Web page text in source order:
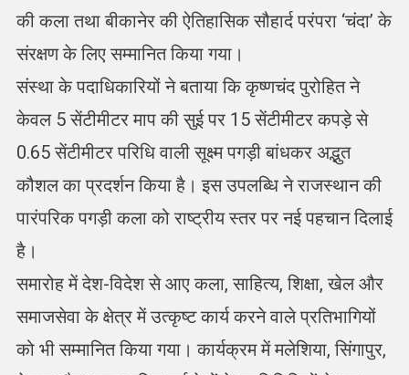
की कला तथा बीकानेर की ऐतिहासिक सौहार्द परंपरा ‘चंदा’ के
संरक्षण के लिए सम्मानित किया गया।
संस्था के पदाधिकारियों ने बताया कि कृष्णचंद पुरोहित ने
केवल 5 सेंटीमीटर माप की सुई पर 15 सेंटीमीटर कपड़े से
0.65 सेंटीमीटर परिधि वाली सूक्ष्म पगड़ी बांधकर अद्भुत
कौशल का प्रदर्शन किया है। इस उपलब्धि ने राजस्थान की
पारंपरिक पगड़ी कला को राष्ट्रीय स्तर पर नई पहचान दिलाई
है।
समारोह में देश-विदेश से आए कला, साहित्य, शिक्षा, खेल और
समाजसेवा के क्षेत्र में उत्कृष्ट कार्य करने वाले प्रतिभागियों
को भी सम्मानित किया गया। कार्यक्रम में मलेशिया, सिंगापुर,